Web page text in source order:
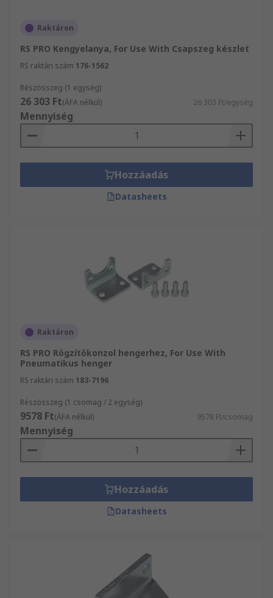
Raktáron
RS PRO Kengyelanya, For Use With Csapszeg készlet
RS raktári szám 176-1562
Részösszeg (1 egység)
26 303 Ft(ÁFA nélkül) 26 303 Ft/egység
Mennyiség
Hozzáadás
Datasheets
Raktáron
RS PRO Rögzítőkonzol hengerhez, For Use With
Pneumatikus henger
RS raktári szám 183-7196
Részösszeg (1 csomag / 2 egység)
9578 Ft(ÁFA nélkül) 9578 Ft/csomag
Mennyiség
Hozzáadás
Datasheets